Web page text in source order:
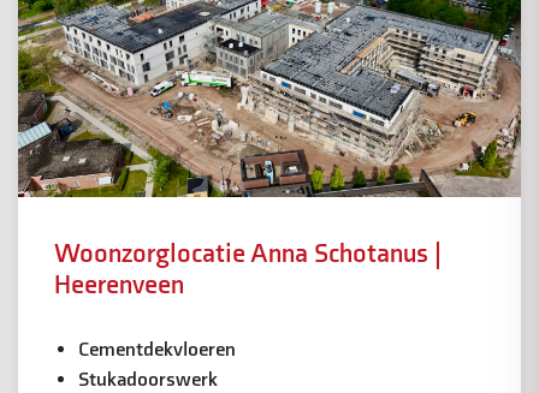
Woonzorglocatie Anna Schotanus |
Heerenveen
Cementdekvloeren
Stukadoorswerk